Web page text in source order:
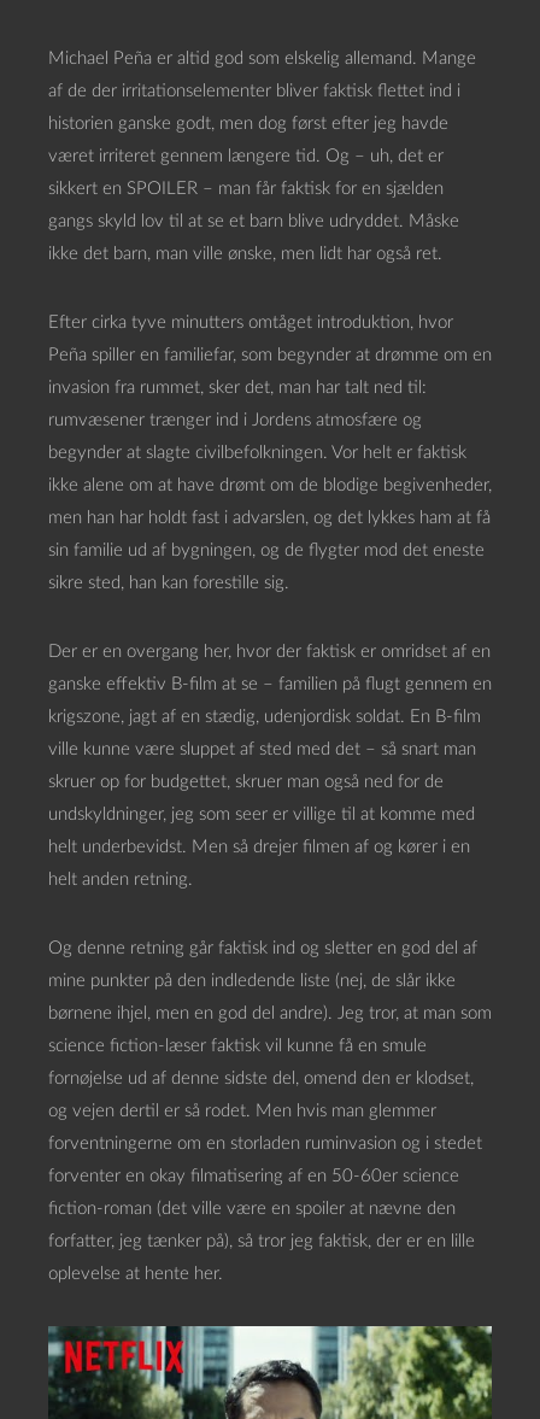
Michael Peña er altid god som elskelig allemand. Mange
af de der irritationselementer bliver faktisk flettet ind i
historien ganske godt, men dog først efter jeg havde
været irriteret gennem længere tid. Og – uh, det er
sikkert en SPOILER – man får faktisk for en sjælden
gangs skyld lov til at se et barn blive udryddet. Måske
ikke det barn, man ville ønske, men lidt har også ret.
Efter cirka tyve minutters omtåget introduktion, hvor
Peña spiller en familiefar, som begynder at drømme om en
invasion fra rummet, sker det, man har talt ned til:
rumvæsener trænger ind i Jordens atmosfære og
begynder at slagte civilbefolkningen. Vor helt er faktisk
ikke alene om at have drømt om de blodige begivenheder,
men han har holdt fast i advarslen, og det lykkes ham at få
sin familie ud af bygningen, og de flygter mod det eneste
sikre sted, han kan forestille sig.
Der er en overgang her, hvor der faktisk er omridset af en
ganske effektiv B-film at se – familien på flugt gennem en
krigszone, jagt af en stædig, udenjordisk soldat. En B-film
ville kunne være sluppet af sted med det – så snart man
skruer op for budgettet, skruer man også ned for de
undskyldninger, jeg som seer er villige til at komme med
helt underbevidst. Men så drejer filmen af og kører i en
helt anden retning.
Og denne retning går faktisk ind og sletter en god del af
mine punkter på den indledende liste (nej, de slår ikke
børnene ihjel, men en god del andre). Jeg tror, at man som
science fiction-læser faktisk vil kunne få en smule
fornøjelse ud af denne sidste del, omend den er klodset,
og vejen dertil er så rodet. Men hvis man glemmer
forventningerne om en storladen ruminvasion og i stedet
forventer en okay filmatisering af en 50-60er science
fiction-roman (det ville være en spoiler at nævne den
forfatter, jeg tænker på), så tror jeg faktisk, der er en lille
oplevelse at hente her.